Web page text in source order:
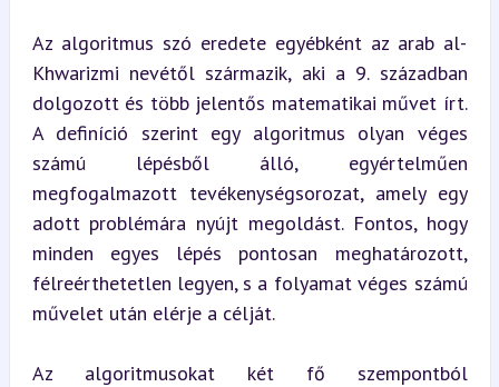
Az algoritmus szó eredete egyébként az arab al-
Khwarizmi nevétől származik, aki a 9. században
dolgozott és több jelentős matematikai művet írt.
A definíció szerint egy algoritmus olyan véges
számú lépésből álló, egyértelműen
megfogalmazott tevékenységsorozat, amely egy
adott problémára nyújt megoldást. Fontos, hogy
minden egyes lépés pontosan meghatározott,
félreérthetetlen legyen, s a folyamat véges számú
művelet után elérje a célját.
Az algoritmusokat két fő szempontból